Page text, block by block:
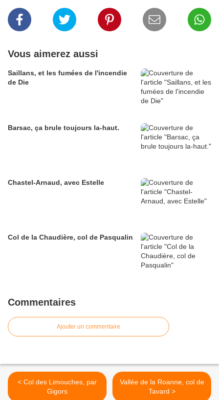
Vous aimerez aussi
Saillans, et les fumées de l'incendie
de Die
Barsac, ça brule toujours la-haut.
Chastel-Arnaud, avec Estelle
Col de la Chaudière, col de Pasqualin
Commentaires
Ajouter un commentaire
< Col des Limouches, par
Gigors
Vallée de la Roanne, col de
Tavard >